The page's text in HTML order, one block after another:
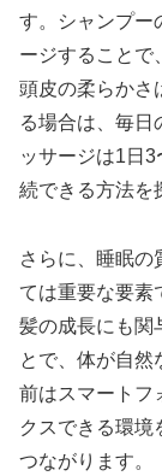
す。シャンプー
ージすることで
頭皮の柔らかさ
る場合は、毎日
ッサージは1日
続できる方法を
さらに、睡眠の
ては重要な要素
髪の成長にも関
とで、体が自然
前はスマートフ
クスできる環境
つながります。